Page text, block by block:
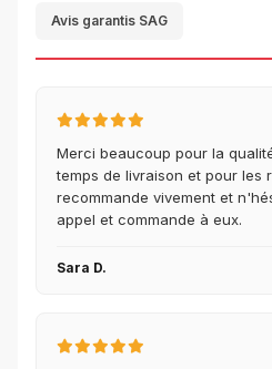
Avis garantis SAG
Merci beaucoup pour la
temps de livraison et pour les
recommande vivement et
appel et commande à eux.
Sara D.